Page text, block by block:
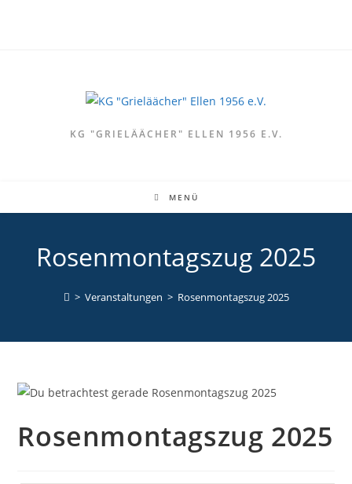
KG "GRIELÄÄCHER" ELLEN 1956 E.V.
MENÜ
Rosenmontagszug 2025
> Veranstaltungen > Rosenmontagszug 2025
Rosenmontagszug 2025